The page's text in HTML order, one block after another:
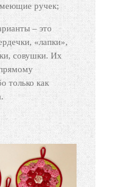
ручек;
– это
«лапки»,
совушки. Их
только как